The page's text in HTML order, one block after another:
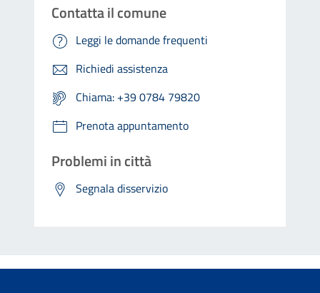
Contatta il comune
Leggi le domande frequenti
Richiedi assistenza
Chiama: +39 0784 79820
Prenota appuntamento
Problemi in città
Segnala disservizio